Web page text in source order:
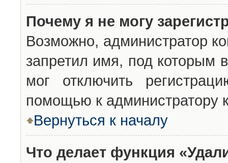
Почему я не могу
Возможно, администратор
запретил имя, под которым
мог отключить
помощью к администратору
Вернуться к началу
Что делает функция